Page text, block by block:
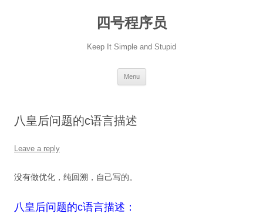
四号程序员
Keep It Simple and Stupid
Menu
八皇后问题的c语言描述
Leave a reply
没有做优化，纯回溯，自己写的。
八皇后问题的c语言描述：